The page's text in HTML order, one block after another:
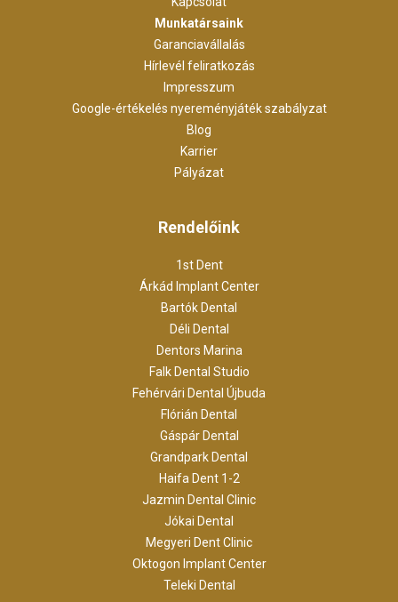
Munkatársaink
Garanciavállalás
Hírlevél feliratkozás
Impresszum
Google-értékelés nyereményjáték szabályzat
Blog
Karrier
Pályázat
Rendelőink
1st Dent
Árkád Implant Center
Bartók Dental
Déli Dental
Dentors Marina
Falk Dental Studio
Fehérvári Dental Újbuda
Flórián Dental
Gáspár Dental
Grandpark Dental
Haifa Dent 1-2
Jazmin Dental Clinic
Jókai Dental
Megyeri Dent Clinic
Oktogon Implant Center
Teleki Dental